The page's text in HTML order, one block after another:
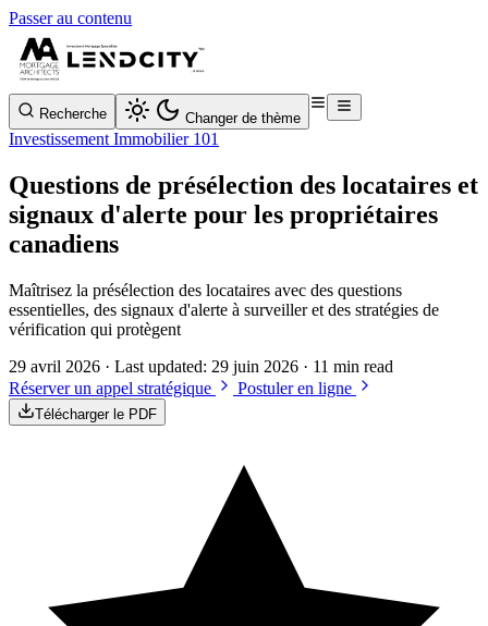
Passer au contenu
Recherche Changer de thème
Investissement Immobilier 101
Questions de présélection des locataires et
signaux d'alerte pour les propriétaires
canadiens
Maîtrisez la présélection des locataires avec des questions
essentielles, des signaux d'alerte à surveiller et des stratégies de
vérification qui protègent
29 avril 2026 · Last updated: 29 juin 2026 · 11 min read
Réserver un appel stratégique
Postuler en ligne
Télécharger le PDF